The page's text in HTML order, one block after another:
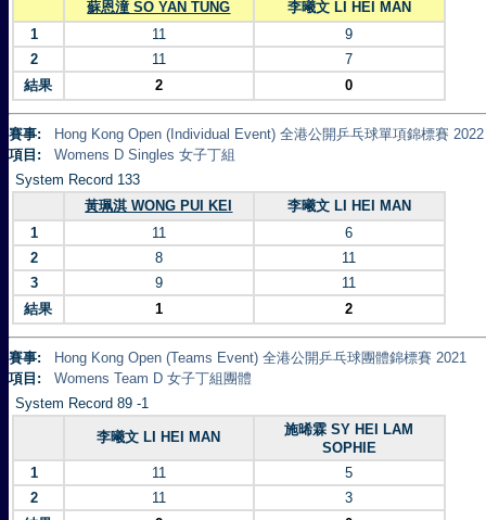
蘇恩潼 SO YAN TUNG
李曦文 LI HEI MAN
1
11
9
2
11
7
結果
2 0
賽事:
Hong Kong Open (Individual Event) 全港公開乒乓球單項錦標賽 2022
項目:
Womens D Singles 女子丁組
System Record 133
黃珮淇 WONG PUI KEI
李曦文 LI HEI MAN
1
11
6
2
8
11
3
9
11
結果
1 2
賽事:
Hong Kong Open (Teams Event) 全港公開乒乓球團體錦標賽 2021
項目:
Womens Team D 女子丁組團體
System Record 89 -1
李曦文 LI HEI MAN
施晞霖 SY HEI LAM
SOPHIE
1
11
5
2
11
3